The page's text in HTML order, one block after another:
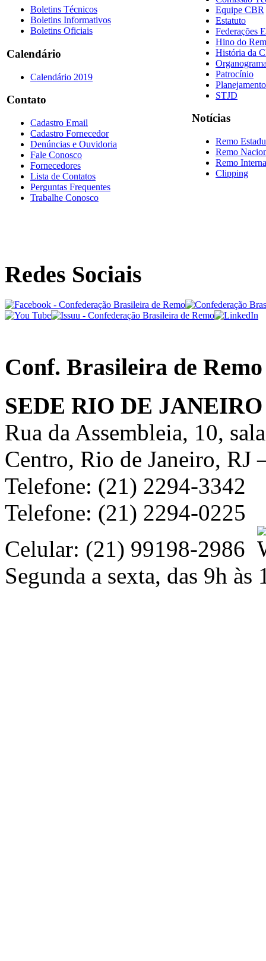
Boletins Técnicos
Boletins Informativos
Boletins Oficiais
Calendário
Calendário 2019
Contato
Cadastro Email
Cadastro Fornecedor
Denúncias e Ouvidoria
Fale Conosco
Fornecedores
Lista de Contatos
Perguntas Frequentes
Trabalhe Conosco
Equipe CBR
Estatuto
Federações
Hino do
História da
Patrocínio
STJD
Notícias
Remo
Remo
Remo
Clipping
Redes Sociais
Conf. Brasileira de Remo
SEDE RIO DE JANEIRO
Rua da Assembleia, 10,
Centro, Rio de Janeiro, RJ
Telefone: (21) 2294-3342
Telefone: (21) 2294-0225
Celular: (21) 99198-2986
Segunda a sexta, das 9h às